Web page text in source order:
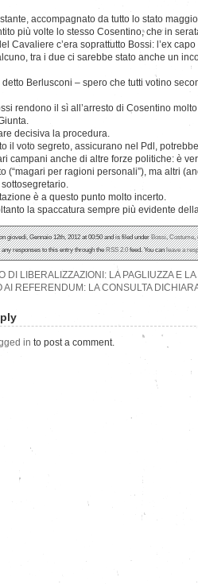
accompagnato da tutto lo stato
più volte lo stesso Cosentino, che in
Cavaliere c’era soprattutto Bossi: l’ex
tra i due ci sarebbe stato anche un
detto Berlusconi – spero che tutti votino
rendono il sì all’arresto di Cosentino
decisiva la procedura.
il voto segreto, assicurano nel Pdl,
campani anche di altre forze politiche: è
(“magari per ragioni personali”), ma altri
sottosegretario.
è a questo punto molto incerto.
la spaccatura sempre più evidente
giovedì, Gennaio 12th, 2012 at 00:50 and is filed underBossi,Costume,
any responses to this entry through theRSS 2.0feed. You canleave a
DI LIBERALIZZAZIONI: LA PAGLIUZZA E LA
AI REFERENDUM: LA CONSULTA
in to post a comment.